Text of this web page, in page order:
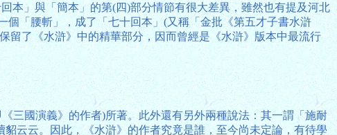
本」與「簡本」的第(四)部分情節有很大差異，雖然也有提及河北
「腰斬」，成了「七十回本」(又稱「金批《第五才子書水滸
留了《水滸》中的精華部分，因而曾經是《水滸》版本中最流行
三國演義》的作者)所著。此外還有另外兩種說法：其一謂「施耐
云云。因此，《水滸》的作者究竟是誰，至今尚未定論，有待學